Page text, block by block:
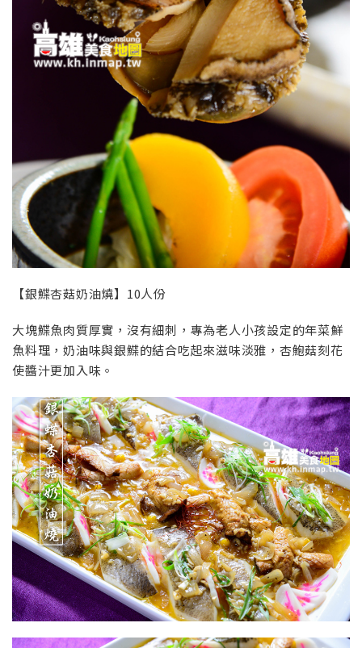
【銀鰈杏菇奶油燒】10人份
大塊鰈魚肉質厚實，沒有細刺，專為老人小孩設定的年菜鮮
魚料理，奶油味與銀鰈的結合吃起來滋味淡雅，杏鮑菇刻花
使醬汁更加入味。